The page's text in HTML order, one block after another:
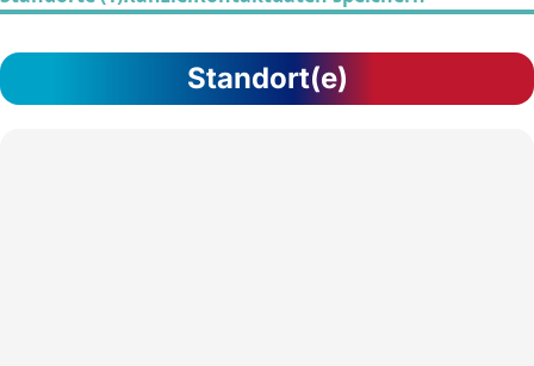
Standort(e)